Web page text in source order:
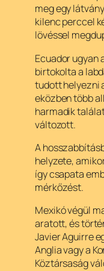
meg egy
kilenc perccel
lövéssel
Ecuador ugyan
birtokolta a
tudott helyezni
eközben több
harmadik
változott.
A
helyzete,
így csapata
mérkőzést.
Mexikó végül
aratott, és
Javier Aguirre
Anglia vagy a
Köztársaság